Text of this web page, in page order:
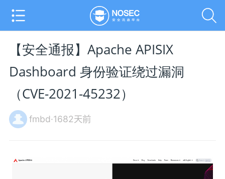
【安全通报】Apache APISIX
Dashboard 身份验证绕过漏洞
（CVE-2021-45232）
fmbd·1682天前